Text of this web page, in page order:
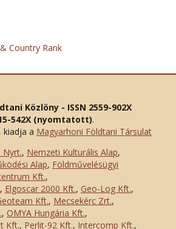
Közlöny - ISSN 2559-902X
542X (nyomtatott).
kiadja a Magyarhoni Földtani Társulat
Nyrt., Nemzeti Kulturális Alap,
Alap, Földművelésügyi
Kft.,
, Elgoscar 2000 Kft., Geo-Log Kft.,
Kft., Mecsekérc Zrt.,
, OMYA Hungária Kft.,
Kft., Perlit-92 Kft., Intercomp Kft.,